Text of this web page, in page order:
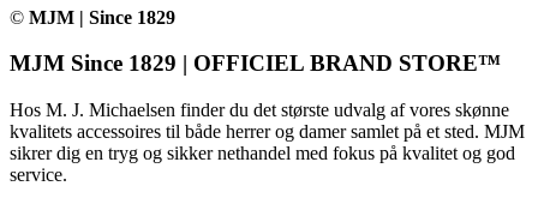
© MJM | Since 1829
MJM Since 1829 | OFFICIEL BRAND STORE™
Hos M. J. Michaelsen finder du det største udvalg af vores skønne
kvalitets accessoires til både herrer og damer samlet på et sted. MJM
sikrer dig en tryg og sikker nethandel med fokus på kvalitet og god
service.